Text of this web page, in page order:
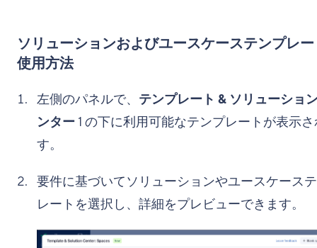
ソリューションおよびユースケーステンプレ
使用方法
左側のパネルで、 テンプレート & ソリューショ
ンター1 の下に利用可能なテンプレートが表示
す。
要件に基づいてソリューションやユースケース
レートを選択し、詳細をプレビューできます。